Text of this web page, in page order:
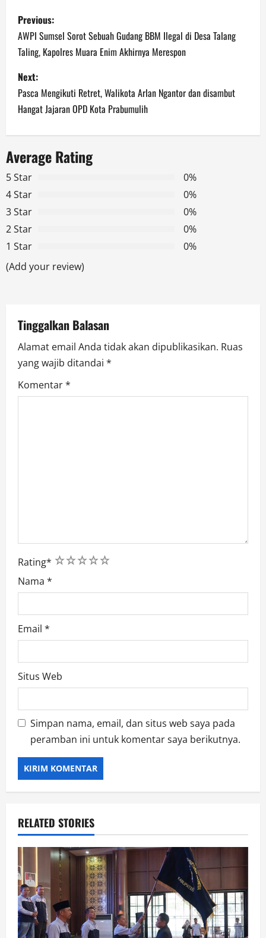
P
o
s
t
n
a
v
i
g
a
t
o
n
Previous:
AWPI Sumsel Sorot Sebuah Gudang BBM Ilegal di Desa Talang
Taling, Kapolres Muara Enim Akhirnya Merespon
Next:
Pasca Mengikuti Retret, Walikota Arlan Ngantor dan disambut
Hangat Jajaran OPD Kota Prabumulih
Average Rating
5 Star
0%
4 Star
0%
3 Star
0%
2 Star
0%
1 Star
0%
(Add your review)
Tinggalkan Balasan
Alamat email Anda tidak akan dipublikasikan. Ruas
yang wajib ditandai *
Komentar*
Rating* 5
4
3
2
1
Nama *
Email *
Situs Web
Simpan nama, email, dan situs web saya pada
peramban ini untuk komentar saya berikutnya.
RELATED STORIES